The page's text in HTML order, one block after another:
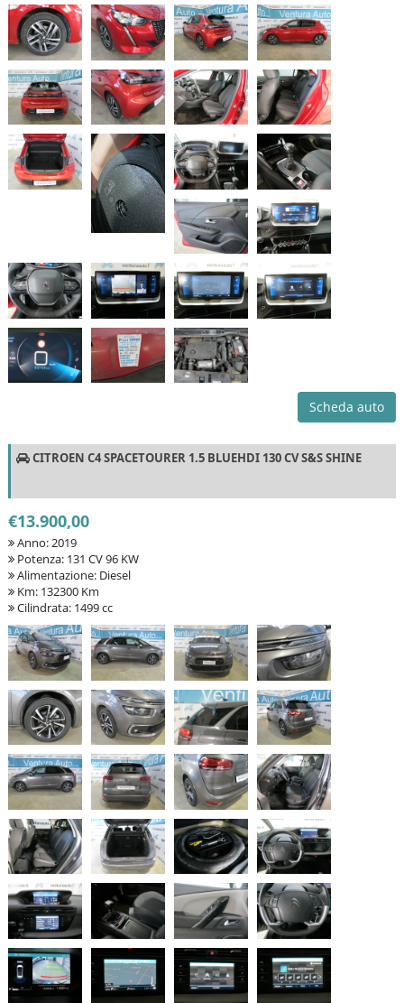
Scheda auto
CITROEN C4 SPACETOURER 1.5 BLUEHDI 130 CV S&S SHINE
€13.900,00
Anno: 2019
Potenza: 131 CV 96 KW
Alimentazione: Diesel
Km: 132300 Km
Cilindrata: 1499 cc